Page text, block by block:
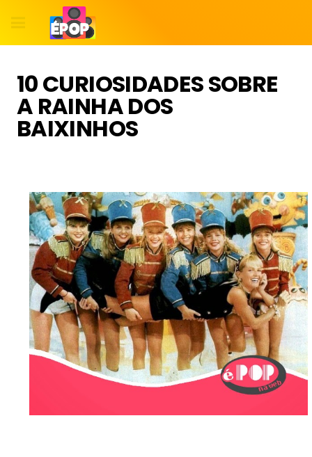
10 CURIOSIDADES SOBRE
A RAINHA DOS
BAIXINHOS